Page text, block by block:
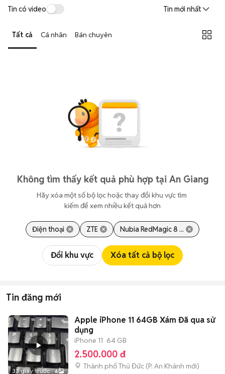
Tin có video Tin mới nhất
Tất cả Cá nhân Bán chuyên
Không tìm thấy kết quả phù hợp tại An Giang
Hãy xóa một số bộ lọc hoặc thay đổi khu vực tìm
kiếm để xem nhiều kết quả hơn
Điện thoại ZTE Nubia RedMagic 8 ...
Đổi khu vực Xóa tất cả bộ lọc
Tin đăng mới
33 giây trước 6
Apple iPhone 11 64GB Xám Đã qua sử
dụng
iPhone 11 64 GB
2.500.000 đ
Thành phố Thủ Đức (P. An Khánh mới)